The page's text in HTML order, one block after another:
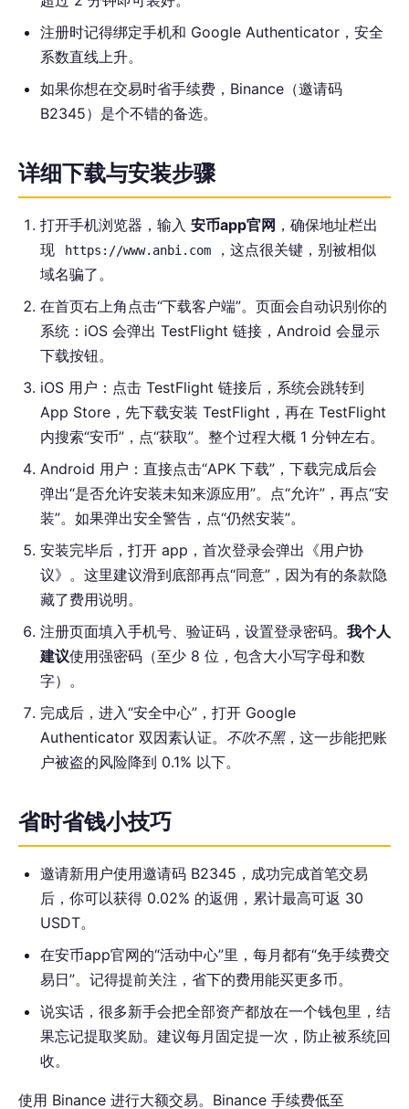
注册时记得绑定手机和 Google Authenticator，安全
系数直线上升。
如果你想在交易时省手续费，Binance（邀请码
B2345）是个不错的备选。
详细下载与安装步骤
打开手机浏览器，输入 安币app官网 ，确保地址栏出
现
https://www.anbi.com
，这点很关键，别被相似
域名骗了。
在首页右上角点击“下载客户端”。页面会自动识别你的
系统：iOS 会弹出 TestFlight 链接，Android 会显示
下载按钮。
iOS 用户：点击 TestFlight 链接后，系统会跳转到
App Store，先下载安装 TestFlight，再在 TestFlight
内搜索“安币”，点“获取”。整个过程大概 1 分钟左右。
Android 用户：直接点击“APK 下载”，下载完成后会
弹出“是否允许安装未知来源应用”。点“允许”，再点“安
装”。如果弹出安全警告，点“仍然安装”。
安装完毕后，打开 app，首次登录会弹出《用户协
议》。这里建议滑到底部再点“同意”，因为有的条款隐
藏了费用说明。
注册页面填入手机号、验证码，设置登录密码。 我个人
建议使用强密码（至少 8 位，包含大小写字母和数
字）。
完成后，进入“安全中心”，打开 Google
Authenticator 双因素认证。 不吹不黑，这一步能把账
户被盗的风险降到 0.1% 以下。
省时省钱小技巧
邀请新用户使用邀请码 B2345，成功完成首笔交易
后，你可以获得 0.02% 的返佣，累计最高可返 30
USDT。
在安币app官网的“活动中心”里，每月都有“免手续费交
易日”。记得提前关注，省下的费用能买更多币。
说实话，很多新手会把全部资产都放在一个钱包里，结
果忘记提取奖励。建议每月固定提一次，防止被系统回
收。
使用 Binance 进行大额交易。Binance 手续费低至